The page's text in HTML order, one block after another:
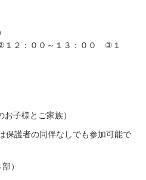
２：００～１３：００ ③１
子様とご家族）
保護者の同伴なしでも参加可能で
）